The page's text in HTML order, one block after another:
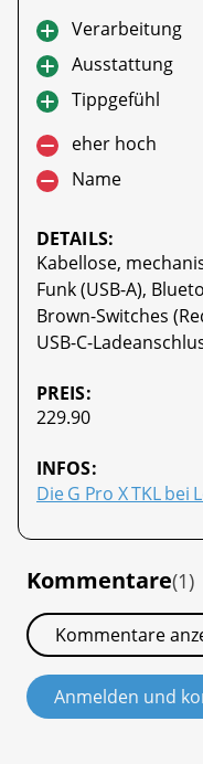
Verarbeitung
Ausstattung
Tippgefühl
eher hoch
Name
DETAILS:
Kabellose,
Funk (USB-A),
Brown-Switches
USB-C-
PREIS:
229.90
INFOS:
Die G Pro X TKL bei
Kommentare(1)
Kommentare
Anmelden und